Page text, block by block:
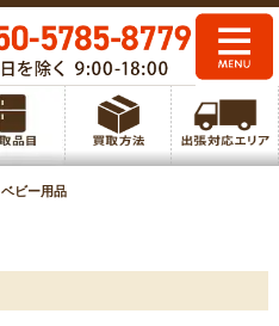
ベビー用品